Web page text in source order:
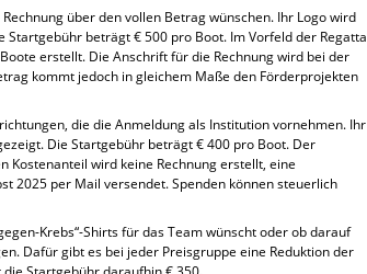
über den vollen Betrag wünschen. Ihr Logo wird
beträgt € 500 pro Boot. Im Vorfeld der Regatta
erstellt. Die Anschrift für die Rechnung wird bei der
kommt jedoch in gleichem Maße den Förderprojekten
die die Anmeldung als Institution vornehmen. Ihr
Die Startgebühr beträgt € 400 pro Boot. Der
Kostenanteil wird keine Rechnung erstellt, eine
2025 per Mail versendet. Spenden können steuerlich
Krebs“-Shirts für das Team wünscht oder ob darauf
Dafür gibt es bei jeder Preisgruppe eine Reduktion der